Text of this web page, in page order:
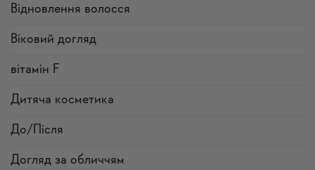
Відновлення волосся
Віковий догляд
вітамін F
Дитяча косметика
До/Після
Догляд за обличчям